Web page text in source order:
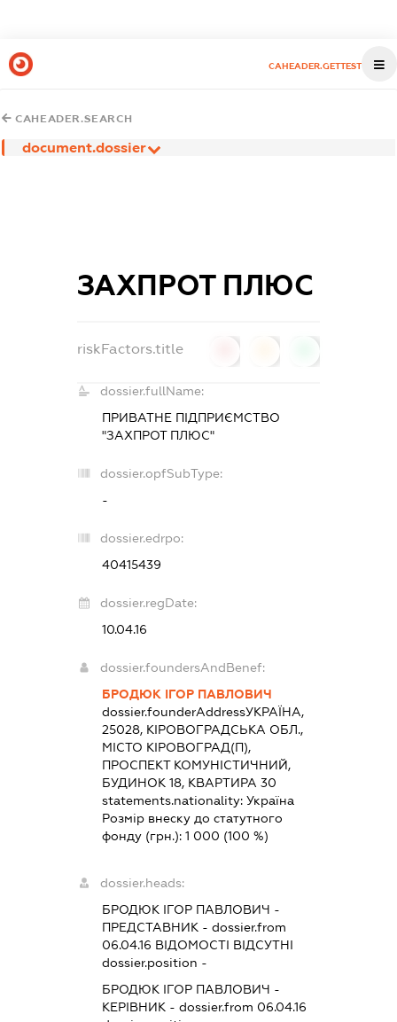
CAHEADER.GETTEST
CAHEADER.SEARCH
document.dossier
ЗАХПРОТ ПЛЮС
riskFactors.title
dossier.fullName:
ПРИВАТНЕ ПІДПРИЄМСТВО
"ЗАХПРОТ ПЛЮС"
dossier.opfSubType:
-
dossier.edrpo:
40415439
dossier.regDate:
10.04.16
dossier.foundersAndBenef:
БРОДЮК ІГОР ПАВЛОВИЧ
dossier.founderAddressУКРАЇНА,
25028, КІРОВОГРАДСЬКА ОБЛ.,
МІСТО КІРОВОГРАД(П),
ПРОСПЕКТ КОМУНІСТИЧНИЙ,
БУДИНОК 18, КВАРТИРА 30
statements.nationality: Україна
Розмір внеску до статутного
фонду (грн.): 1 000 (100 %)
dossier.heads:
БРОДЮК ІГОР ПАВЛОВИЧ -
ПРЕДСТАВНИК - dossier.from
06.04.16 ВІДОМОСТІ ВІДСУТНІ
dossier.position -
БРОДЮК ІГОР ПАВЛОВИЧ -
КЕРІВНИК - dossier.from 06.04.16